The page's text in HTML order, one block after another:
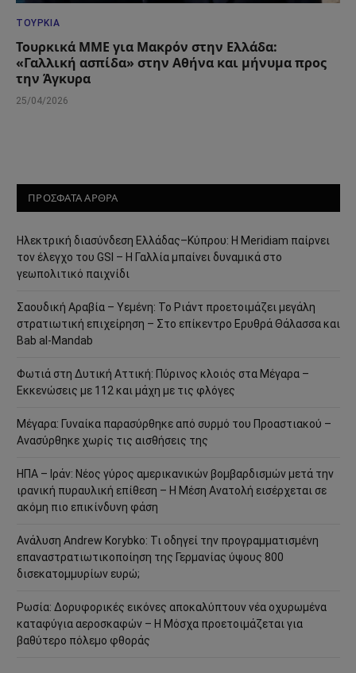
ΤΟΥΡΚΊΑ
Τουρκικά ΜΜΕ για Μακρόν στην Ελλάδα:
«Γαλλική ασπίδα» στην Αθήνα και μήνυμα προς
την Άγκυρα
25/04/2026
ΠΡΟΣΦΑΤΑ ΑΡΘΡΑ
Ηλεκτρική διασύνδεση Ελλάδας–Κύπρου: Η Meridiam παίρνει
τον έλεγχο του GSI – Η Γαλλία μπαίνει δυναμικά στο
γεωπολιτικό παιχνίδι
Σαουδική Αραβία – Υεμένη: Το Ριάντ προετοιμάζει μεγάλη
στρατιωτική επιχείρηση – Στο επίκεντρο Ερυθρά Θάλασσα και
Bab al-Mandab
Φωτιά στη Δυτική Αττική: Πύρινος κλοιός στα Μέγαρα –
Εκκενώσεις με 112 και μάχη με τις φλόγες
Μέγαρα: Γυναίκα παρασύρθηκε από συρμό του Προαστιακού –
Ανασύρθηκε χωρίς τις αισθήσεις της
ΗΠΑ – Ιράν: Νέος γύρος αμερικανικών βομβαρδισμών μετά την
ιρανική πυραυλική επίθεση – Η Μέση Ανατολή εισέρχεται σε
ακόμη πιο επικίνδυνη φάση
Ανάλυση Andrew Korybko: Τι οδηγεί την προγραμματισμένη
επαναστρατιωτικοποίηση της Γερμανίας ύψους 800
δισεκατομμυρίων ευρώ;
Ρωσία: Δορυφορικές εικόνες αποκαλύπτουν νέα οχυρωμένα
καταφύγια αεροσκαφών – Η Μόσχα προετοιμάζεται για
βαθύτερο πόλεμο φθοράς